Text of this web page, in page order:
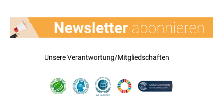
Unsere Verantwortung/Mitgliedschaften